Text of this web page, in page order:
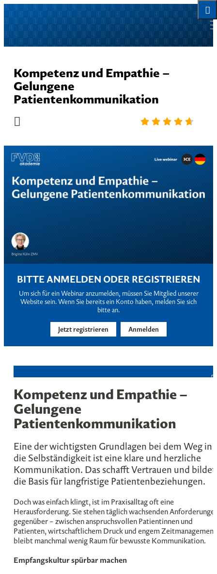
Kompetenz und Empathie –
Gelungene
Patientenkommunikation
BITTE ANMELDEN ODER REGISTRIEREN
Um sich für ein Webinar anzumelden, müssen Sie Mitglied unserer
Website sein. Wenn Sie bereits ein Konto haben, melden Sie sich
bitte an.
Jetzt registrieren Anmelden
Kompetenz und Empathie –
Gelungene
Patientenkommunikation
Eine der wichtigsten Grundlagen bei dem Weg in
die Selbständigkeit ist eine klare und herzliche
Kommunikation. Das schafft Vertrauen und bildet
die Basis für langfristige Patientenbeziehungen.
Doch was einfach klingt, ist im Praxisalltag oft eine
Herausforderung. Sie stehen täglich wachsenden
gegenüber – zwischen anspruchsvollen Patientinnen und
Patienten, wirtschaftlichem Druck und engem Zeitmanagement
bleibt manchmal wenig Raum für bewusste Kommunikation.
Empfangskultur spürbar machen